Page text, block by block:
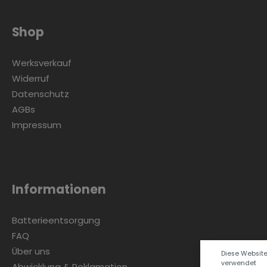
Shop
Werksverkauf
Widerruf
Datenschutz
AGBs
Impressum
Informationen
Batterieentsorgung
FAQ
Über uns
Diese Website
verwendet